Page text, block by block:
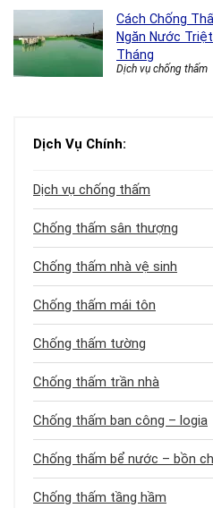
Cách Chống
Ngăn Nước
Tháng
Dịch vụ chống thấm
Dịch Vụ Chính:
Dịch vụ chống thấm
Chống thấm sân thượng
Chống thấm nhà vệ sinh
Chống thấm mái tôn
Chống thấm tường
Chống thấm trần nhà
Chống thấm ban công – logia
Chống thấm bể nước – bồn
Chống thấm tầng hầm